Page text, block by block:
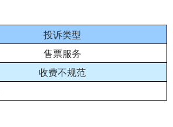
投诉类型
售票服务
收费不规范